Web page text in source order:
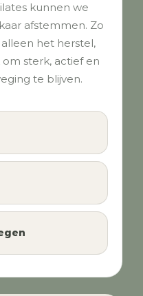
kunnen we
afstemmen. Zo
het herstel,
sterk, actief en
te blijven.